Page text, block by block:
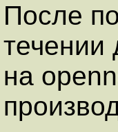
После
течении
на